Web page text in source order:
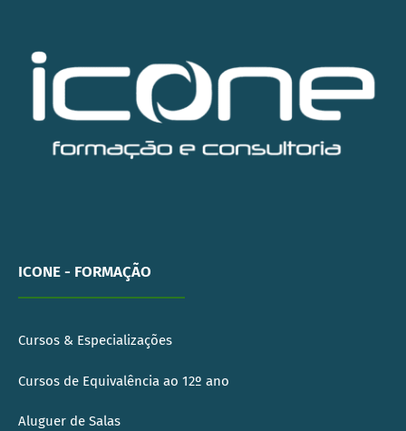
ICONE - FORMAÇÃO
Cursos & Especializações
Cursos de Equivalência ao 12º ano
Aluguer de Salas